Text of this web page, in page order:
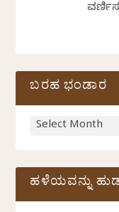
ಬರಹ ಭಂಡಾರ
ಹಳೆಯವನ್ನು